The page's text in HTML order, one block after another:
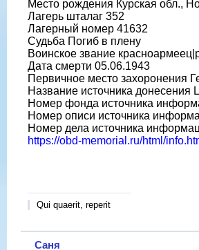
Место рождения Курская обл.,
Лагерь шталаг 352
Лагерный номер 41632
Судьба Погиб в плену
Воинское звание
Дата смерти 05.06.1943
Первичное место захоронения
Название источника
Номер фонда источника
Номер описи источника
Номер дела источника
https://obd-memorial.ru/html/
Qui quaerit, reperit
Саня